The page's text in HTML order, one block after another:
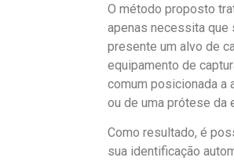
O método proposto
apenas necessita que
presente um alvo de
equipamento de
comum posicionada a
ou de uma prótese da
Como resultado, é
sua identificação